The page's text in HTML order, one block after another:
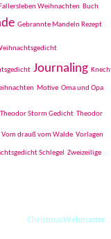
Weihnachten Buch
Gebrannte Mandeln Rezept
Journaling
Motive Oma und Opa
Theodor Storm Gedicht Theodor
Vom drauß vom Walde Vorlagen
Schlegel Zweizeilige
ChristmasWebmaster